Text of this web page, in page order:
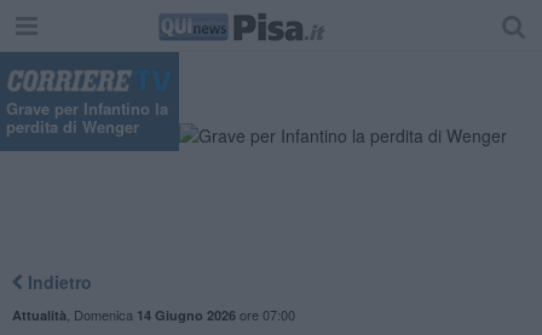
Grave per Infantino la
perdita di Wenger
Indietro
Attualità Domenica 14 Giugno 2026ore 07:00